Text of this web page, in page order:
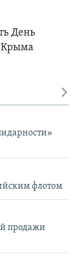
День
Крыма
флотом
продажи